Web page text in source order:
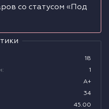
со статусом «Под
18
:
1
A+
34
45.00